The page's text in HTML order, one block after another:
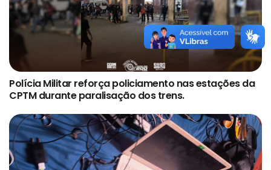
Polícia Militar reforça policiamento nas estações da
CPTM durante paralisação dos trens.